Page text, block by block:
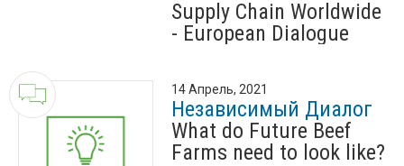
Supply Chain Worldwide
- European Dialogue
14 Апрель, 2021
Независимый Диалог
What do Future Beef
Farms need to look like?